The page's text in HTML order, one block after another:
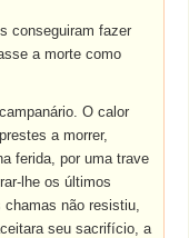
conseguiram fazer
a morte como
O calor
a morrer,
ferida, por uma trave
lhe os últimos
não resistiu,
seu sacrifício, a